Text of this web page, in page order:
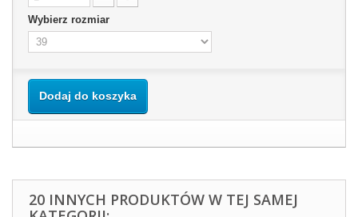
Wybierz rozmiar
Dodaj do koszyka
20 INNYCH PRODUKTÓW W TEJ SAMEJ